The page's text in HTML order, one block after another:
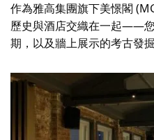
作為雅高集團旗下美憬閣
歷史與酒店交織在一起——
期，以及牆上展示的考古發